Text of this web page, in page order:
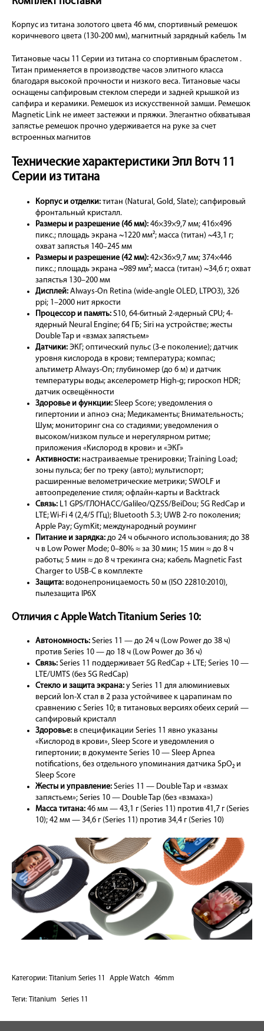
Корпус из титана золотого цвета 46 мм, спортивный ремешок
коричневого цвета (130-200 мм), магнитный зарядный кабель 1м
Титановые часы 11 Серии из титана со спортивным браслетом .
Титан применяется в производстве часов элитного класса
благодаря высокой прочности и низкого веса. Титановые часы
оснащены сапфировым стеклом спереди и задней крышкой из
сапфира и керамики. Ремешок из искусственной замши. Ремешок
Magnetic Link не имеет застежки и пряжки. Элегантно обхватывая
запястье ремешок прочно удерживается на руке за счет
встроенных магнитов
Технические характеристики Эпл Вотч 11
Серии из титана
Корпус и отделки: титан (Natural, Gold, Slate); сапфировый
фронтальный кристалл.
Размеры и разрешение (46 мм): 46×39×9,7 мм; 416×496
пикс.; площадь экрана ~1220 мм²; масса (титан) ~43,1 г;
охват запястья 140–245 мм
Размеры и разрешение (42 мм): 42×36×9,7 мм; 374×446
пикс.; площадь экрана ~989 мм²; масса (титан) ~34,6 г; охват
запястья 130–200 мм
Дисплей: Always-On Retina (wide-angle OLED, LTPO3), 326
ppi; 1–2000 нит яркости
Процессор и память: S10, 64-битный 2-ядерный CPU; 4-
ядерный Neural Engine; 64 ГБ; Siri на устройстве; жесты
Double Tap и «взмах запястьем»
Датчики: ЭКГ; оптический пульс (3-е поколение); датчик
уровня кислорода в крови; температура; компас;
альтиметр Always-On; глубиномер (до 6 м) и датчик
температуры воды; акселерометр High-g; гироскоп HDR;
датчик освещённости
Здоровье и функции: Sleep Score; уведомления о
гипертонии и апноэ сна; Медикаменты; Внимательность;
Шум; мониторинг сна со стадиями; уведомления о
высоком/низком пульсе и нерегулярном ритме;
приложения «Кислород в крови» и «ЭКГ»
Активности: настраиваемые тренировки; Training Load;
зоны пульса; бег по треку (авто); мультиспорт;
расширенные велометрические метрики; SWOLF и
автоопределение стиля; офлайн-карты и Backtrack
Связь: L1 GPS/ГЛОНАСС/Galileo/QZSS/BeiDou; 5G RedCap и
LTE; Wi-Fi 4 (2,4/5 ГГц); Bluetooth 5.3; UWB 2-го поколения;
Apple Pay; GymKit; международный роуминг
Питание и зарядка: до 24 ч обычного использования; до 38
ч в Low Power Mode; 0–80% ≈ за 30 мин; 15 мин ≈ до 8 ч
работы; 5 мин ≈ до 8 ч трекинга сна; кабель Magnetic Fast
Charger to USB-C в комплекте
Защита: водонепроницаемость 50 м (ISO 22810:2010),
пылезащита IP6X
Отличия с Apple Watch Titanium Series 10:
Автономность: Series 11 — до 24 ч (Low Power до 38 ч)
против Series 10 — до 18 ч (Low Power до 36 ч)
Связь: Series 11 поддерживает 5G RedCap + LTE; Series 10 —
LTE/UMTS (без 5G RedCap)
Стекло и защита экрана: у Series 11 для алюминиевых
версий Ion-X стал в 2 раза устойчивее к царапинам по
сравнению с Series 10; в титановых версиях обеих серий —
сапфировый кристалл
Здоровье: в спецификации Series 11 явно указаны
«Кислород в крови», Sleep Score и уведомления о
гипертонии; в документе Series 10 — Sleep Apnea
notifications, без отдельного упоминания датчика SpO₂ и
Sleep Score
Жесты и управление: Series 11 — Double Tap и «взмах
запястьем»; Series 10 — Double Tap (без «взмаха»)
Масса титана: 46 мм — 43,1 г (Series 11) против 41,7 г (Series
10); 42 мм — 34,6 г (Series 11) против 34,4 г (Series 10)
Категории: Titanium Series 11 Apple Watch 46mm
Теги: Titanium Series 11